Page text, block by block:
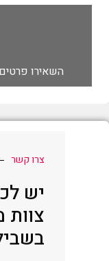
השאירו
צרו קשר
יש
צוות